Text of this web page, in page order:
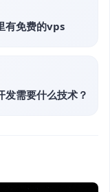
有免费的vps
需要什么技术？